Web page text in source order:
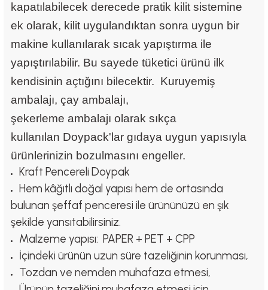
kapatılabilecek derecede pratik kilit sistemine
ek olarak, kilit uygulandıktan sonra uygun bir
makine kullanılarak sıcak yapıştırma ile
yapıştırılabilir. Bu sayede tüketici ürünü ilk
kendisinin açtığını bilecektir. Kuruyemiş
ambalajı, çay ambalajı,
şekerleme ambalajı olarak sıkça
kullanılan Doypack'lar gıdaya uygun yapısıyla
ürünlerinizin bozulmasını engeller.
Kraft Pencereli Doypak
Hem kâğıtlı doğal yapısı hem de ortasında
bulunan şeffaf penceresi ile ürününüzü en şık
şekilde yansıtabilirsiniz.
Malzeme yapısı: PAPER + PET + CPP
İçindeki ürünün uzun süre tazeliğinin korunması,
Tozdan ve nemden muhafaza etmesi,